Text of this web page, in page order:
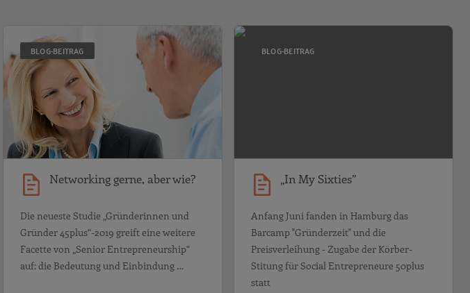
Nach der Zugabe ist vor der Zugabe
BLOG-BEITRAG
Networking gerne, aber wie?
Die neueste Studie „Gründerinnen und
Gründer 45plus“-2019 greift eine weitere
Facette von „Senior Entrepreneurship“
auf: die Bedeutung und Einbindung …
Networking gerne, aber wie?
BLOG-BEITRAG
„In My Sixties”
Anfang Juni fanden in Hamburg das
Barcamp "Gründerzeit" und die
Preisverleihung - Zugabe der Körber-
Stitung für Social Entrepreneure 50plus
statt